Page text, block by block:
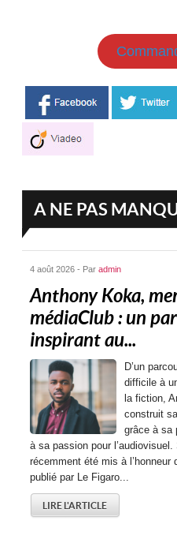
A NE PAS
4 août 2026 - Paradmin
Anthony Koka,
médiaClub : un
inspirant au...
D’un
difficile à
la fiction,
construit
grâce à sa
à sa passion pour
récemment été mis à l’honneur
publié par Le Figaro...
LIRE L'ARTICLE